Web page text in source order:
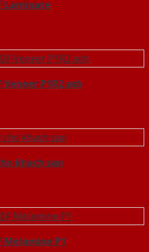
Laminate
Veneer P1R2 ash
khach san
Melamine P1